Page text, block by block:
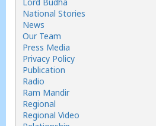
National Stories
News
Our Team
Press Media
Privacy Policy
Publication
Radio
Ram Mandir
Regional
Regional Video